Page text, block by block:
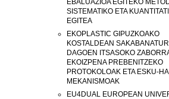
EBALUAZIOA EGITEKO
SISTEMATIKO ETA
EGITEA
EKOPLASTIC GIPUZKOAKO
KOSTALDEAN
DAGOEN ITSASOKO
EKOIZPENA PREBENITZEKO
PROTOKOLOAK ETA ESKU-
MEKANISMOAK
EU4DUAL EUROPEAN